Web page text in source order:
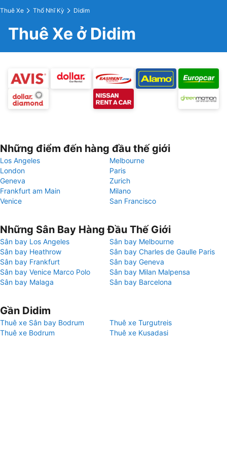
Thuê Xe Thổ Nhĩ Kỳ Didim
Thuê Xe ở Didim
Những điểm đến hàng đầu thế giới
Los Angeles
Melbourne
London
Paris
Geneva
Zurich
Frankfurt am Main
Milano
Venice
San Francisco
Những Sân Bay Hàng Đầu Thế Giới
Sân bay Los Angeles
Sân bay Melbourne
Sân bay Heathrow
Sân bay Charles de Gaulle Paris
Sân bay Frankfurt
Sân bay Geneva
Sân bay Venice Marco Polo
Sân bay Milan Malpensa
Sân bay Malaga
Sân bay Barcelona
Gần Didim
Thuê xe Sân bay Bodrum
Thuê xe Turgutreis
Thuê xe Bodrum
Thuê xe Kusadasi